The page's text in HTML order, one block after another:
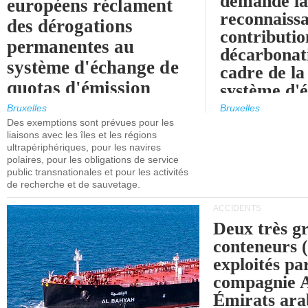
européens réclament
des dérogations
permanentes au
système d'échange de
quotas d'émission
maritimes de l'UE
après 2030.
Bruxelles
Des exemptions sont prévues pour les
liaisons avec les îles et les régions
ultrapériphériques, pour les navires
polaires, pour les obligations de service
public transnationales et pour les activités
de recherche et de sauvetage.
cadre de
système
quotas
Bruxelles
ACCIDENTS
Deux très
conteneurs
exploités
compagnie
Émirats